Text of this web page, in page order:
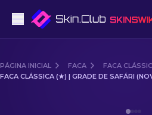
Nível intermédio
PÁGINA INICIAL FACA
FACA
FACA CLÁSSICA (★) | GRADE DE SAFÁRI